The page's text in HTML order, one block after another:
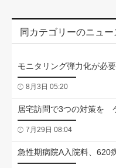
同カテゴリーのニュー
モニタリング弾力化が必
8月3日 05:20
居宅訪問で3つの対策を
7月29日 08:04
急性期病院A入院料、620